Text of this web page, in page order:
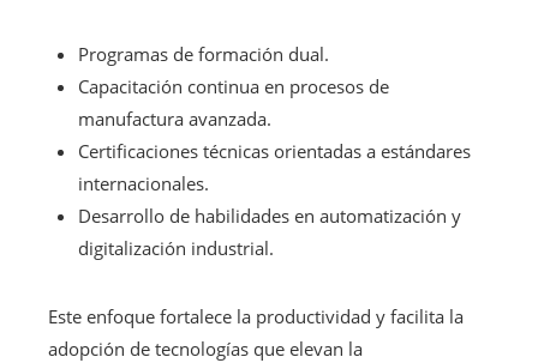
Programas de formación dual.
Capacitación continua en procesos de
manufactura avanzada.
Certificaciones técnicas orientadas a estándares
internacionales.
Desarrollo de habilidades en automatización y
digitalización industrial.
Este enfoque fortalece la productividad y facilita la
adopción de tecnologías que elevan la